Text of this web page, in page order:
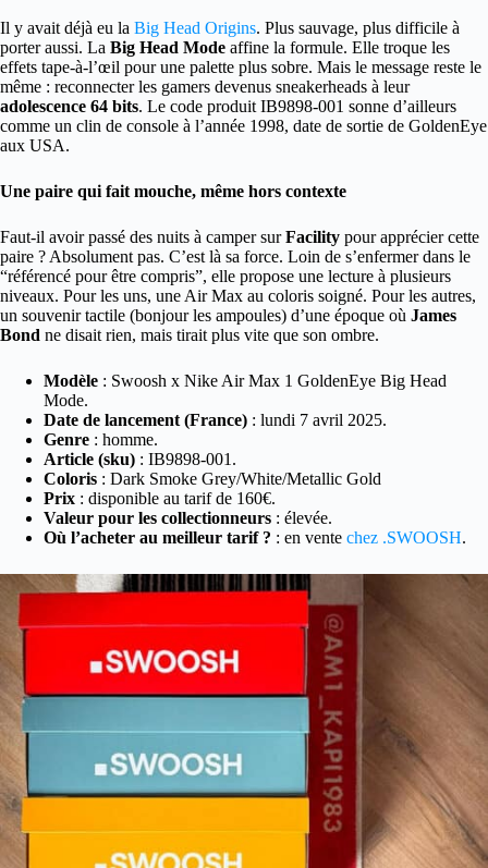
Il y avait déjà eu la Big Head Origins. Plus sauvage, plus difficile à
porter aussi. La Big Head Mode affine la formule. Elle troque les
effets tape-à-l’œil pour une palette plus sobre. Mais le message reste le
même : reconnecter les gamers devenus sneakerheads à leur
adolescence 64 bits. Le code produit IB9898-001 sonne d’ailleurs
comme un clin de console à l’année 1998, date de sortie de GoldenEye
aux USA.
Une paire qui fait mouche, même hors contexte
Faut-il avoir passé des nuits à camper surFacility pour apprécier cette
paire ? Absolument pas. C’est là sa force. Loin de s’enfermer dans le
“référencé pour être compris”, elle propose une lecture à plusieurs
niveaux. Pour les uns, une Air Max au coloris soigné. Pour les autres,
un souvenir tactile (bonjour les ampoules) d’une époque où James
Bond ne disait rien, mais tirait plus vite que son ombre.
Modèle : Swoosh x Nike Air Max 1 GoldenEye Big Head
Mode.
Date de lancement (France) : lundi 7 avril 2025.
Genre : homme.
Article (sku) : IB9898-001.
Coloris : Dark Smoke Grey/White/Metallic Gold
Prix : disponible au tarif de 160€.
Valeur pour les collectionneurs : élevée.
Où l’acheter au meilleur tarif ? : en vente chez .SWOOSH.